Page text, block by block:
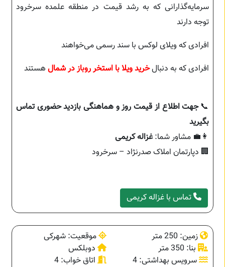
سرمایه‌گذارانی که به رشد قیمت در منطقه علمده سرخرود
توجه دارند
افرادی که ویلای لوکس با سند رسمی می‌خواهند
افرادی که به دنبالخرید ویلا با استخر روباز در شمال هستند
📞جهت اطلاع از قیمت روز و هماهنگی بازدید حضوری تماس
بگیرید
👩‍💼 مشاور شما:غزاله کریمی
🏢 دپارتمان املاک صدرنژاد – سرخرود
تماس با غزاله کریمی
زمین: 250 متر
موقعیت: شهرکی
بنا: 350 متر
دوبلکس
سرویس بهداشتی: 4
اتاق خواب: 4